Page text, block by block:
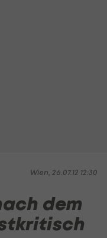
Wien, 26.07.12 12:30
dem